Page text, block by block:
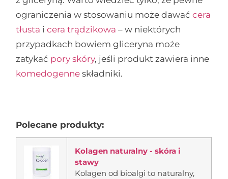
ograniczenia w stosowaniu może dawaćcera
tłusta icera trądzikowa – w niektórych
przypadkach bowiem gliceryna może
zatykać pory skóry, jeśli produkt zawiera inne
komedogenne składniki.
Polecane produkty:
Kolagen naturalny - skóra i
stawy
Kolagen od bioalgi to naturalny,